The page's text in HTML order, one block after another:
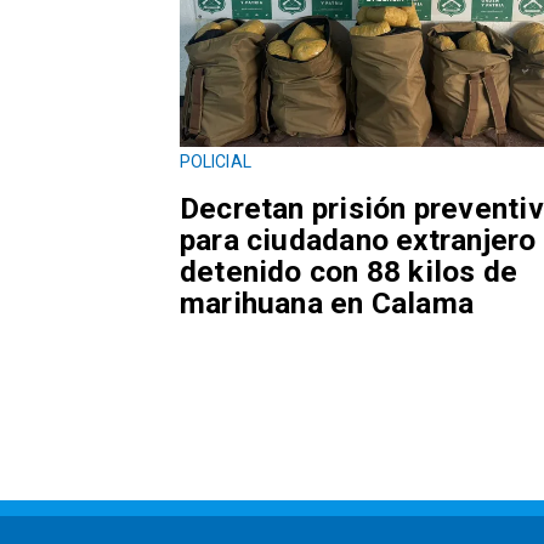
POLICIAL
Decretan prisión
para ciudadano extranjero
detenido con 88 kilos de
marihuana en Calama